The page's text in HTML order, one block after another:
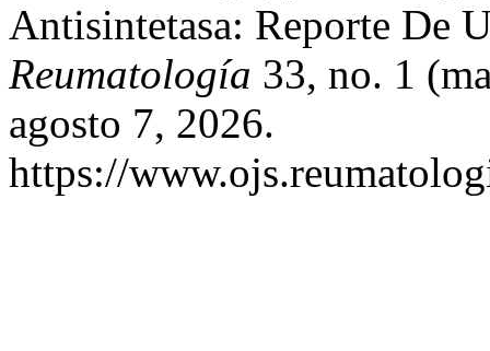
Antisintetasa: Reporte De
Reumatología 33, no. 1
agosto 7, 2026.
https://